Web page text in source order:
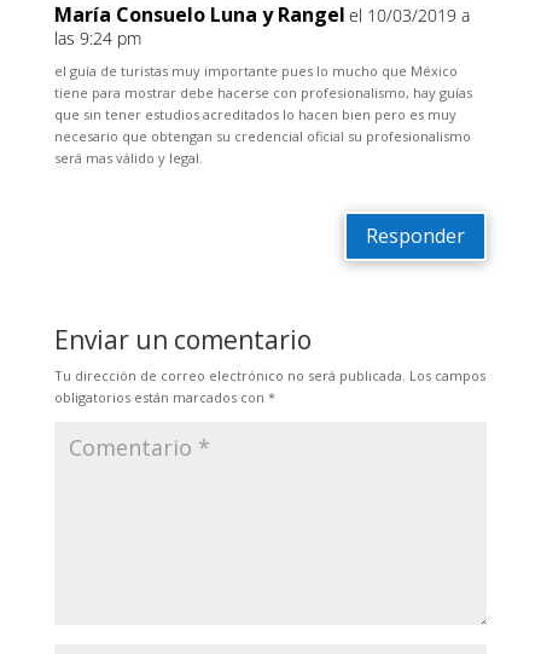
María Consuelo Luna y Rangel el 10/03/2019 a
las 9:24 pm
el guía de turistas muy importante pues lo mucho que México
tiene para mostrar debe hacerse con profesionalismo, hay guías
que sin tener estudios acreditados lo hacen bien pero es muy
necesario que obtengan su credencial oficial su profesionalismo
será mas válido y legal.
Responder
Enviar un comentario
Tu dirección de correo electrónico no será publicada. Los campos
obligatorios están marcados con *